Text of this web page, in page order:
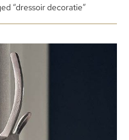
“dressoir decoratie”